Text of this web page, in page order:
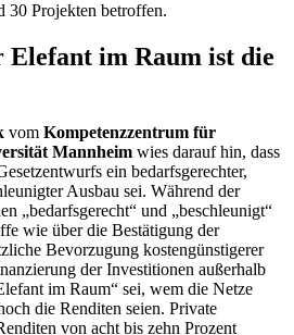
30 Projekten betroffen.
im Raum ist die
vom Kompetenzzentrum für
Mannheim wies darauf hin, dass
ein bedarfsgerechter,
Ausbau sei. Während der
„bedarfsgerecht“ und „beschleunigt“
wie über die Bestätigung der
Bevorzugung kostengünstigerer
der Investitionen außerhalb
im Raum“ sei, wem die Netze
die Renditen seien. Private
von acht bis zehn Prozent